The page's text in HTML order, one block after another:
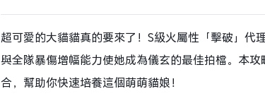
超可愛的大貓貓真的要來了！S級火屬性「擊破」代
與全隊暴傷增幅能力使她成為儀玄的最佳拍檔。本
合，幫助你快速培養這個萌萌貓娘！